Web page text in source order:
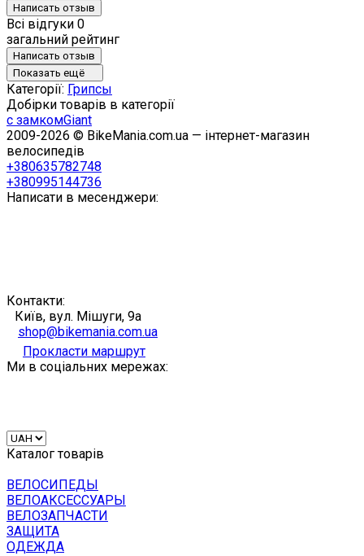
Написать отзыв
Всі відгуки 0
загальний рейтинг
Написать отзыв
Показать ещё
Категорії: Грипсы
Добірки товарів в категорії
с замкомGiant
2009-2026 © BikeMania.com.ua — інтернет-магазин
велосипедів
+380635782748
+380995144736
Написати в месенджери:
Контакти:
Київ, вул. Мішуги, 9а
shop@bikemania.com.ua
Прокласти маршрут
Ми в соціальних мережах:
Каталог товарів
ВЕЛОСИПЕДЫ
ВЕЛОАКСЕССУАРЫ
ВЕЛОЗАПЧАСТИ
ЗАЩИТА
ОДЕЖДА